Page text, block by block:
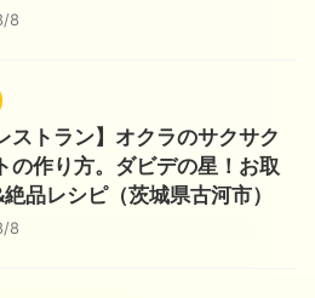
8
ストラン】オクラのサクサク
の作り方。ダビデの星！お取
品レシピ（茨城県古河市）
8